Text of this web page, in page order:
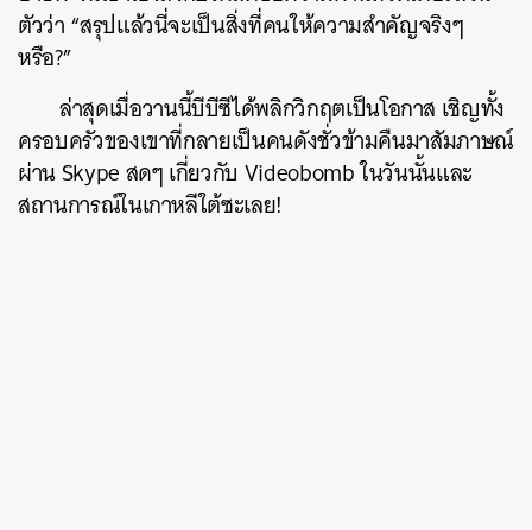
ตัวว่า “สรุปแล้วนี่จะเป็นสิ่งที่คนให้ความสำคัญจริงๆ
หรือ?”
ล่าสุดเมื่อวานนี้บีบีซีได้พลิกวิกฤตเป็นโอกาส เชิญทั้ง
ครอบครัวของเขาที่กลายเป็นคนดังชั่วข้ามคืนมาสัมภาษณ์
ผ่าน Skype สดๆ เกี่ยวกับ Videobomb ในวันนั้นและ
สถานการณ์ในเกาหลีใต้ซะเลย!